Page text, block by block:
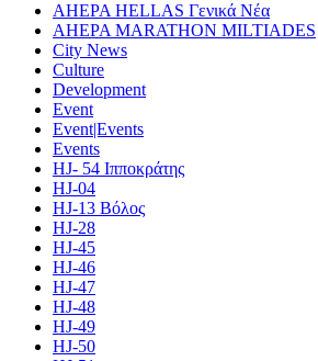
AHEPA HELLAS Γενικά Νέα
AHEPA MARATHON MILTIADES
City News
Culture
Development
Event
Event|Events
Events
HJ- 54 Ιπποκράτης
HJ-04
HJ-13 Βόλος
HJ-28
HJ-45
HJ-46
HJ-47
HJ-48
HJ-49
HJ-50